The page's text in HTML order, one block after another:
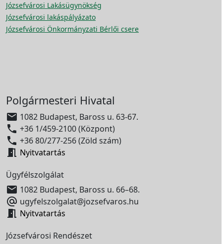
Józsefvárosi Lakásügynökség
Józsefvárosi lakáspályázato
Józsefvárosi Önkormányzati Bérlői csere
Polgármesteri Hivatal
 1082 Budapest, Baross u. 63-67.
 +36 1/459-2100 (Központ)
 +36 80/277-256 (Zöld szám)
 Nyitvatartás
Ügyfélszolgálat
 1082 Budapest, Baross u. 66–68.
 ugyfelszolgalat@jozsefvaros.hu
 Nyitvatartás
Józsefvárosi Rendészet